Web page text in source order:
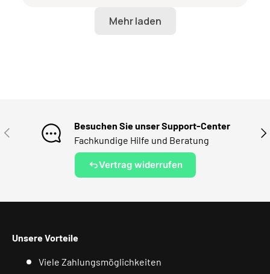
VORHERIGE
Besuchen Sie unser Support-Center
Fachkundige Hilfe und Beratung
Vertrag widerrufen
Unsere Vorteile
Viele Zahlungsmöglichkeiten